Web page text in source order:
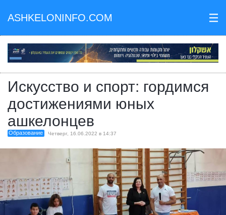
ASHKELONINFO.COM III
Искусство и спорт: гордимся
достижениями юных
ашкелонцев
Образование Четверг, 16.06.2022 в 14:37